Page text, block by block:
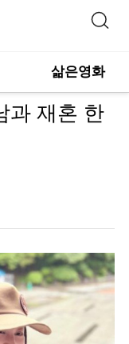
삶은영화
과 재혼 한